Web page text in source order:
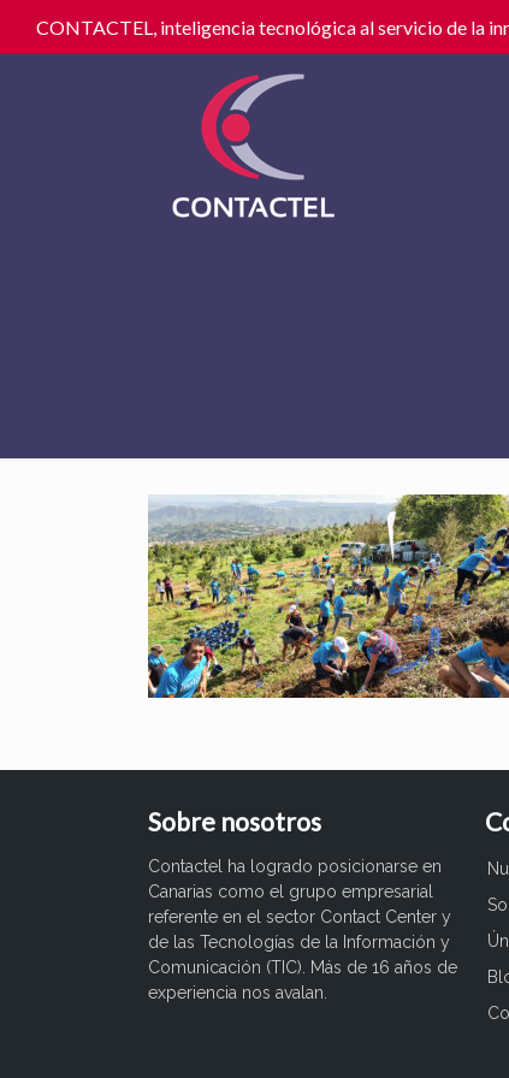
CONTACTEL, inteligencia tecnológica al servicio de la
Sobre nosotros
Contactel ha logrado posicionarse en
Canarias como el grupo empresarial
referente en el sector Contact Center y
de las Tecnologías de la Información y
Comunicación (TIC). Más de 16 años de
experiencia nos avalan.